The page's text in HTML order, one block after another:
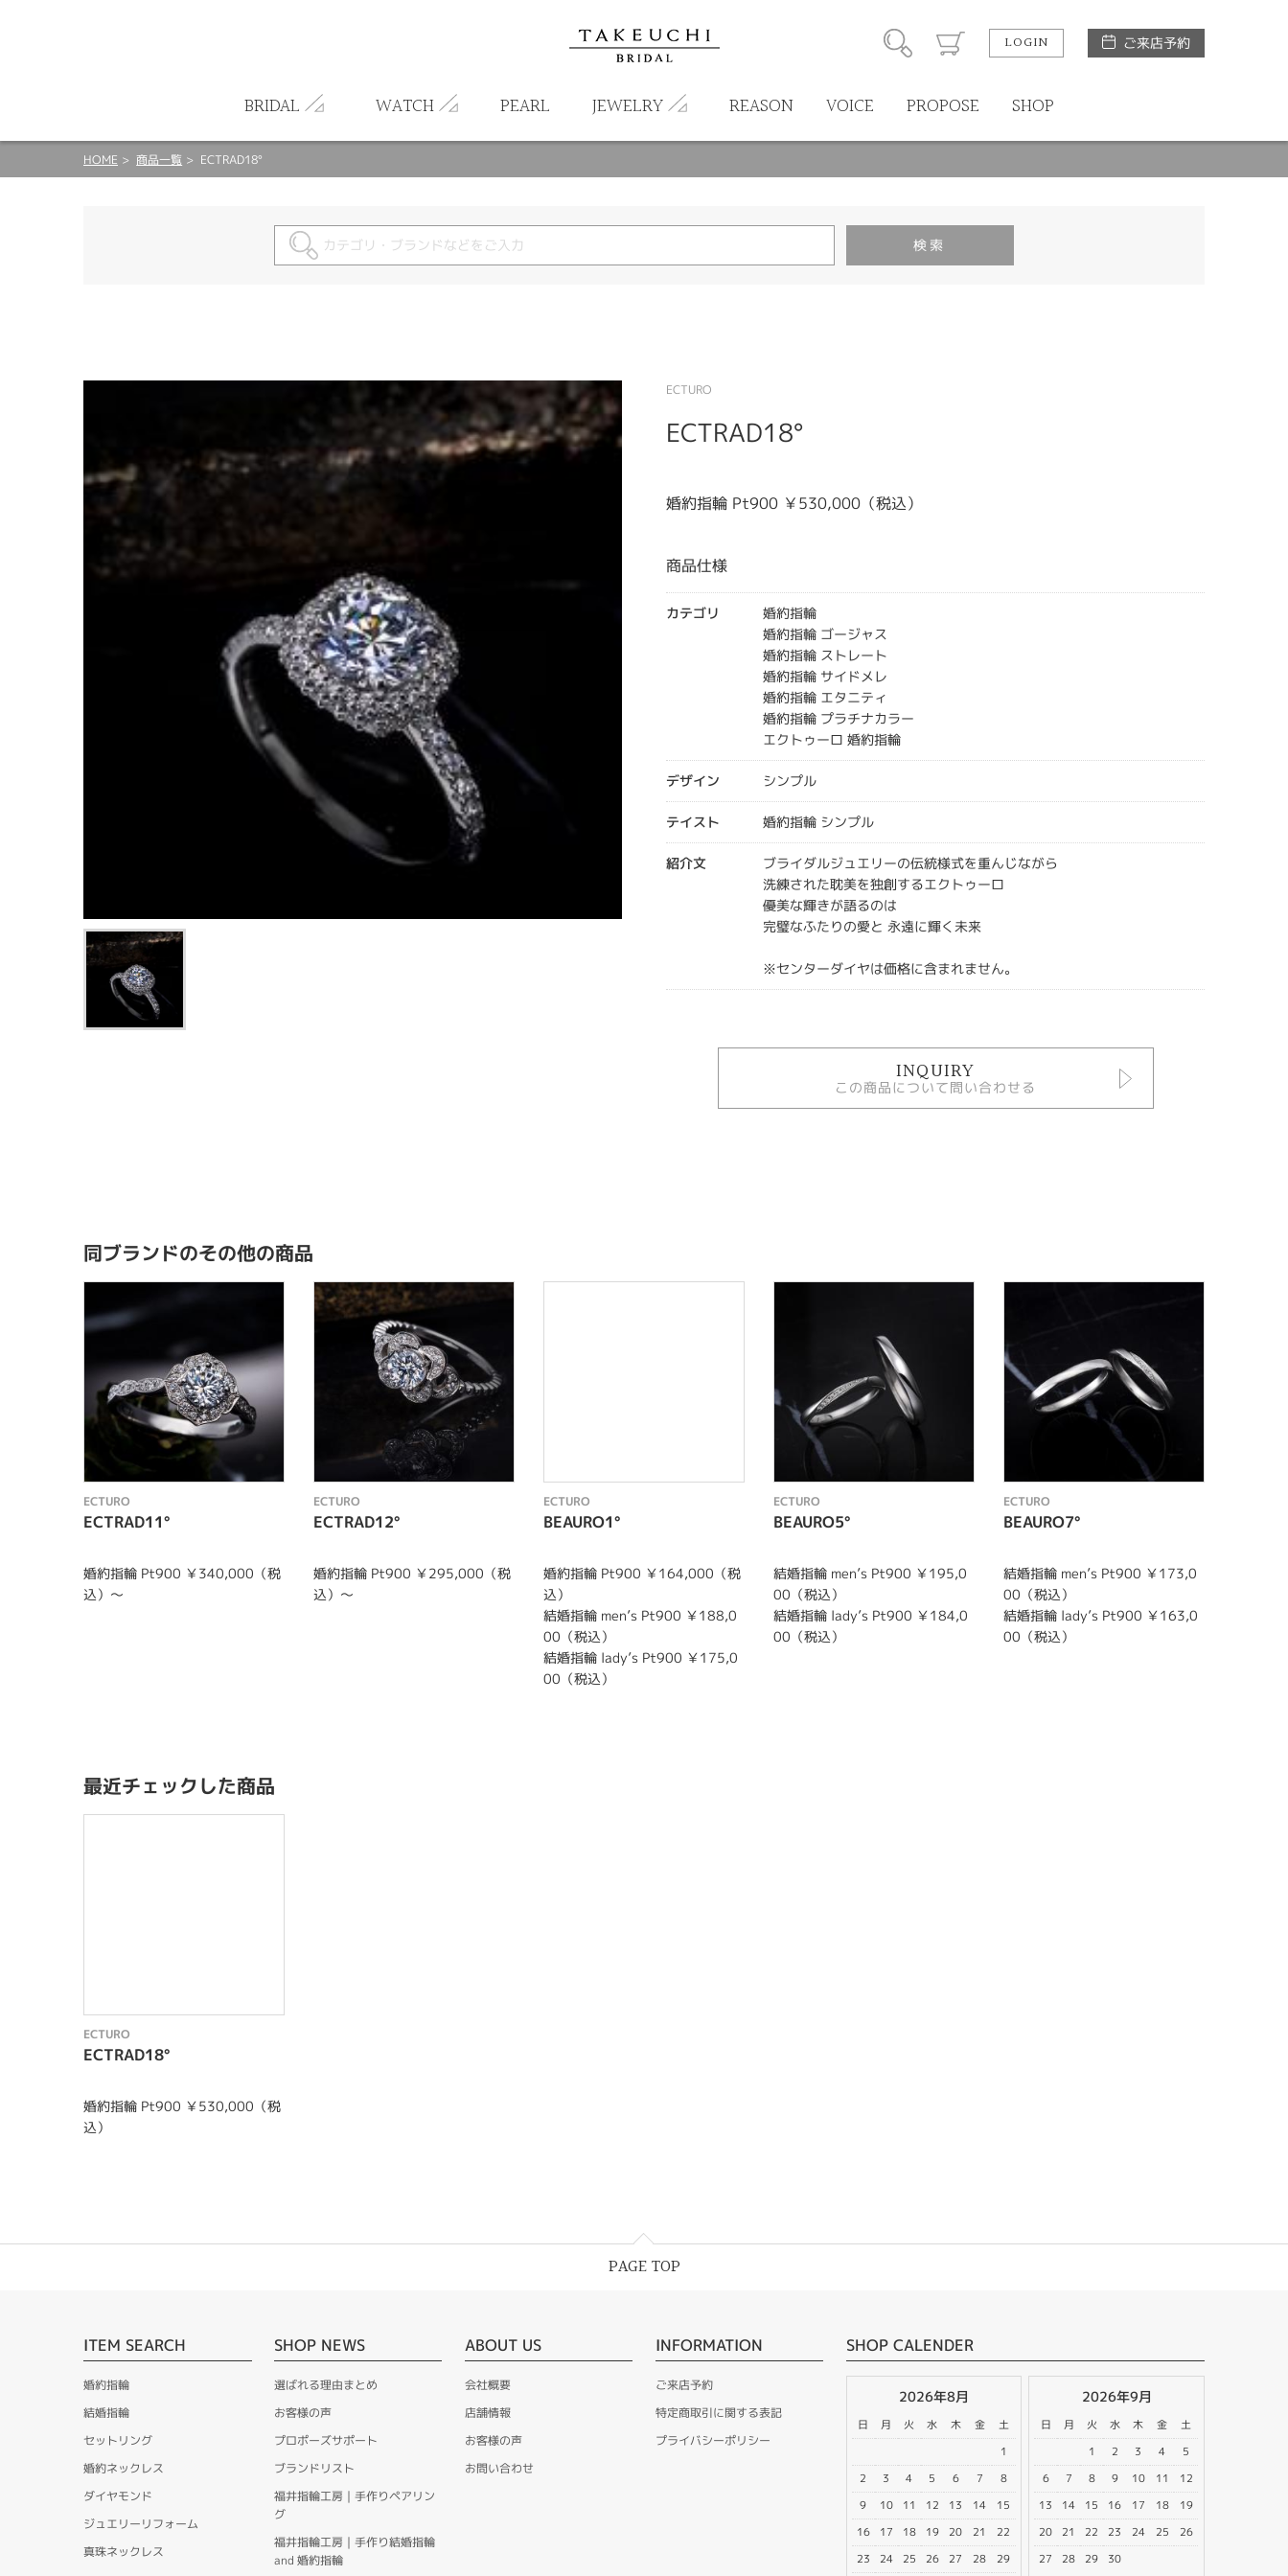
LOGIN ご来店予約
BRIDAL WATCH PEARL JEWELRY REASON VOICE PROPOSE SHOP
HOME 商品一覧 ECTRAD18°
ECTURO
ECTRAD18°
婚約指輪 Pt900 ￥530,000（税込）
商品仕様
カテゴリ
婚約指輪
婚約指輪 ゴージャス
婚約指輪 ストレート
婚約指輪 サイドメレ
婚約指輪 エタニティ
婚約指輪 プラチナカラー
エクトゥーロ 婚約指輪
デザイン シンプル
テイスト 婚約指輪 シンプル
紹介文
ブライダルジュエリーの伝統様式を重んじながら
洗練された耽美を独創するエクトゥーロ
優美な輝きが語るのは
完璧なふたりの愛と 永遠に輝く未来
※センターダイヤは価格に含まれません。
INQUIRY
この商品について問い合わせる
同ブランドのその他の商品
ECTURO
ECTRAD11°
婚約指輪 Pt900 ￥340,000（税
込）～
ECTURO
ECTRAD12°
婚約指輪 Pt900 ￥295,000（税
込）～
ECTURO
BEAURO1°
婚約指輪 Pt900 ￥164,000（税
込）
結婚指輪 men’s Pt900 ￥188,0
00（税込）
結婚指輪 lady’s Pt900 ￥175,0
00（税込）
ECTURO
BEAURO5°
結婚指輪 men’s Pt900 ￥195,0
00（税込）
結婚指輪 lady’s Pt900 ￥184,0
00（税込）
ECTURO
BEAURO7°
結婚指輪 men’s Pt900 ￥173,0
00（税込）
結婚指輪 lady’s Pt900 ￥163,0
00（税込）
最近チェックした商品
ECTURO
ECTRAD18°
婚約指輪 Pt900 ￥530,000（税
込）
PAGE TOP
ITEM SEARCH
婚約指輪
結婚指輪
セットリング
婚約ネックレス
ダイヤモンド
ジュエリーリフォーム
真珠ネックレス
SHOP NEWS
選ばれる理由まとめ
お客様の声
プロポーズサポート
ブランドリスト
福井指輪工房｜手作りペアリン
グ
福井指輪工房｜手作り結婚指輪
and 婚約指輪
ABOUT US
会社概要
店舗情報
お客様の声
お問い合わせ
INFORMATION
ご来店予約
特定商取引に関する表記
プライバシーポリシー
SHOP CALENDER
2026年8月
日 月 火 水 木 金
土
1
2
3 4 5 6 7
8
9
10 11 12 13 14
15
16
17 18 19 20 21
22
23
24 25 26 27 28 29
2026年9月
日 月 火 水 木 金
土
1
2 3 4
5
6
7 8 9 10 11
12
13
14 15 16 17 18
19
20
21 22 23 24 25
26
27
28 29 30